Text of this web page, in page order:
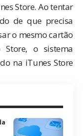
Store. Ao tentar
de que precisa
o mesmo cartão
o sistema
na iTunes Store